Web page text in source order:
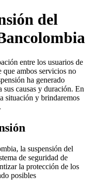
del
entre los usuarios de
ambos servicios no
ha generado
sus causas y duración. En
situación y brindaremos
la suspensión del
de seguridad de
la protección de los
posibles